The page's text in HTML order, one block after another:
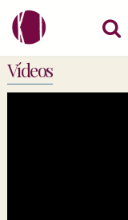
Vídeos